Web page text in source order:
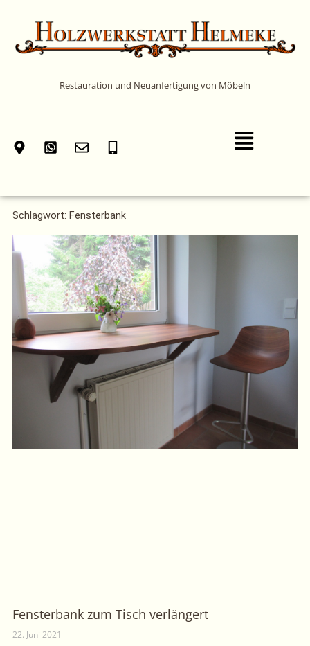
springen
Restauration und Neuanfertigung von Möbeln
Main
Menu
Schlagwort: Fensterbank
Fensterbank zum Tisch verlängert
22. Juni 2021